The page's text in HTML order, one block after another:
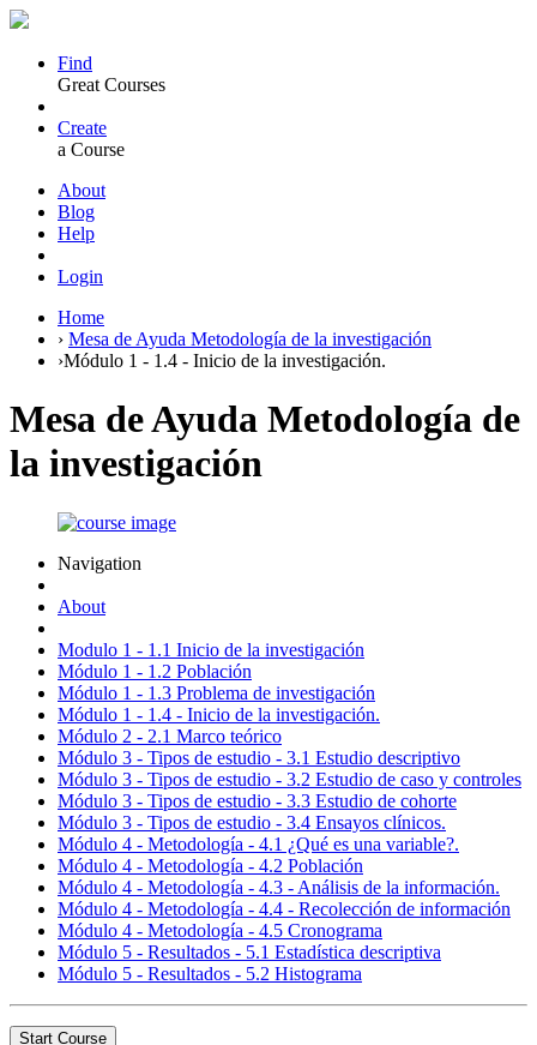
Find
Great Courses
Create
a Course
About
Blog
Help
Login
Home
› Mesa de Ayuda Metodología de la investigación
›Módulo 1 - 1.4 - Inicio de la investigación.
Mesa de Ayuda Metodología de
la investigación
Navigation
About
Modulo 1 - 1.1 Inicio de la investigación
Módulo 1 - 1.2 Población
Módulo 1 - 1.3 Problema de investigación
Módulo 1 - 1.4 - Inicio de la investigación.
Módulo 2 - 2.1 Marco teórico
Módulo 3 - Tipos de estudio - 3.1 Estudio descriptivo
Módulo 3 - Tipos de estudio - 3.2 Estudio de caso y controles
Módulo 3 - Tipos de estudio - 3.3 Estudio de cohorte
Módulo 3 - Tipos de estudio - 3.4 Ensayos clínicos.
Módulo 4 - Metodología - 4.1 ¿Qué es una variable?.
Módulo 4 - Metodología - 4.2 Población
Módulo 4 - Metodología - 4.3 - Análisis de la información.
Módulo 4 - Metodología - 4.4 - Recolección de información
Módulo 4 - Metodología - 4.5 Cronograma
Módulo 5 - Resultados - 5.1 Estadística descriptiva
Módulo 5 - Resultados - 5.2 Histograma
Start Course